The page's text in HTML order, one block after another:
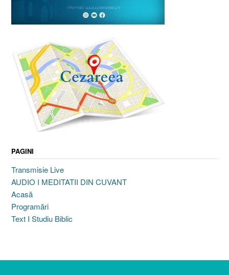
PAGINI
Transmisie Live
AUDIO I MEDITATII DIN CUVANT
Acasă
Programări
Text I Studiu Biblic